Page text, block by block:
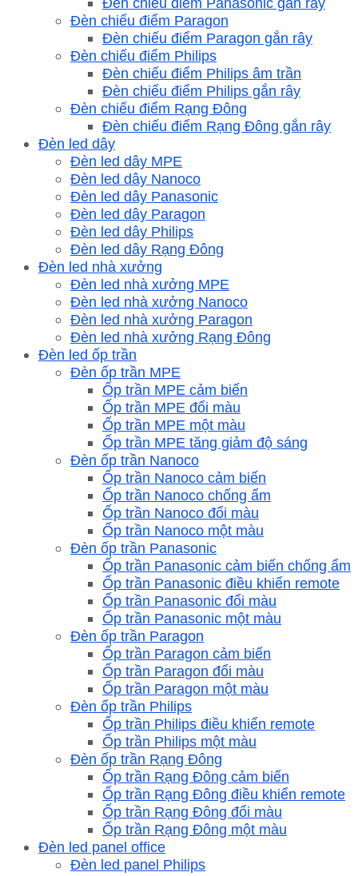
Đèn chiếu điểm Paragon
Đèn chiếu điểm Paragon gắn rây
Đèn chiếu điểm Philips
Đèn chiếu điểm Philips âm trần
Đèn chiếu điểm Philips gắn rây
Đèn chiếu điểm Rạng Đông
Đèn chiếu điểm Rạng Đông gắn rây
Đèn led dây
Đèn led dây MPE
Đèn led dây Nanoco
Đèn led dây Panasonic
Đèn led dây Paragon
Đèn led dây Philips
Đèn led dây Rạng Đông
Đèn led nhà xưởng
Đèn led nhà xưởng MPE
Đèn led nhà xưởng Nanoco
Đèn led nhà xưởng Paragon
Đèn led nhà xưởng Rạng Đông
Đèn led ốp trần
Đèn ốp trần MPE
Ốp trần MPE cảm biến
Ốp trần MPE đổi màu
Ốp trần MPE một màu
Ốp trần MPE tăng giảm độ sáng
Đèn ốp trần Nanoco
Ốp trần Nanoco cảm biến
Ốp trần Nanoco chống ẩm
Ốp trần Nanoco đổi màu
Ốp trần Nanoco một màu
Đèn ốp trần Panasonic
Ốp trần Panasonic cảm biến chống ẩm
Ốp trần Panasonic điều khiển remote
Ốp trần Panasonic đổi màu
Ốp trần Panasonic một màu
Đèn ốp trần Paragon
Ốp trần Paragon cảm biến
Ốp trần Paragon đổi màu
Ốp trần Paragon một màu
Đèn ốp trần Philips
Ốp trần Philips điều khiển remote
Ốp trần Philips một màu
Đèn ốp trần Rạng Đông
Ốp trần Rạng Đông cảm biến
Ốp trần Rạng Đông điều khiển remote
Ốp trần Rạng Đông đổi màu
Ốp trần Rạng Đông một màu
Đèn led panel office
Đèn led panel Philips